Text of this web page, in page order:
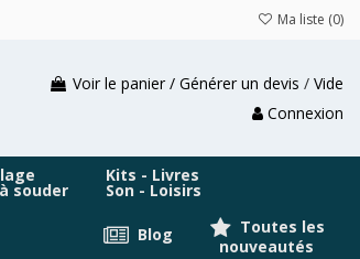
Ma liste (0)
Voir le panier / Générer un devis / Vide
Connexion
souder
Kits - Livres
Son - Loisirs
Toutes les
nouveautés
Blog